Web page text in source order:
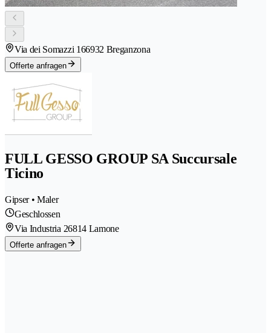
Via dei Somazzi 166932 Breganzona
Offerte anfragen
FULL GESSO GROUP SA Succursale
Ticino
Gipser • Maler
Geschlossen
Via Industria 26814 Lamone
Offerte anfragen